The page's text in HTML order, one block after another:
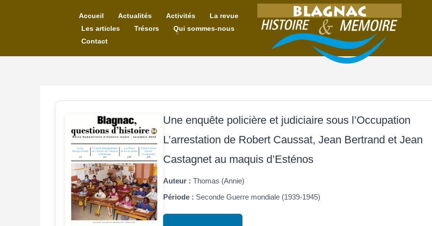
Accueil Actualités Activités
La revue
Les articles
Trésors
Qui sommes-nous
Contact
Une enquête policière et judiciaire sous l’Occupation
L’arrestation de Robert Caussat, Jean Bertrand et Jean
Castagnet au maquis d’Esténos
Auteur : Thomas (Annie)
Période : Seconde Guerre mondiale (1939-1945)